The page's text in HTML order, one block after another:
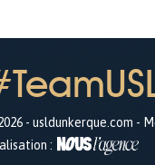
- usldunkerque.com -
: